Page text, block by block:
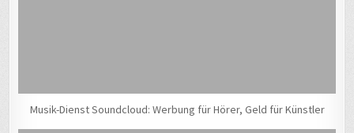
Musik-Dienst Soundcloud: Werbung für Hörer, Geld für Künstler